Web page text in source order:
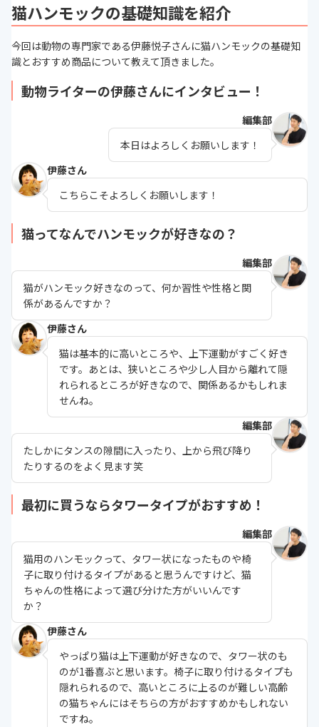
猫ハンモックの基礎知識を紹介
今回は動物の専門家である伊藤悦子さんに猫ハンモックの基礎知
識とおすすめ商品について教えて頂きました。
動物ライターの伊藤さんにインタビュー！
編集部
本日はよろしくお願いします！
伊藤さん
こちらこそよろしくお願いします！
猫ってなんでハンモックが好きなの？
編集部
猫がハンモック好きなのって、何か習性や性格と関
係があるんですか？
伊藤さん
猫は基本的に高いところや、上下運動がすごく好き
です。あとは、狭いところや少し人目から離れて隠
れられるところが好きなので、関係あるかもしれま
せんね。
編集部
たしかにタンスの隙間に入ったり、上から飛び降り
たりするのをよく見ます笑
最初に買うならタワータイプがおすすめ！
編集部
猫用のハンモックって、タワー状になったものや椅
子に取り付けるタイプがあると思うんですけど、猫
ちゃんの性格によって選び分けた方がいいんです
か？
伊藤さん
やっぱり猫は上下運動が好きなので、タワー状のも
のが1番喜ぶと思います。椅子に取り付けるタイプも
隠れられるので、高いところに上るのが難しい高齢
の猫ちゃんにはそちらの方がおすすめかもしれない
ですね。